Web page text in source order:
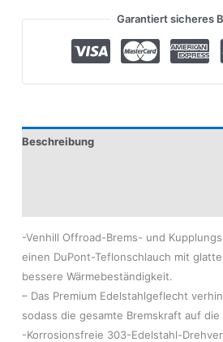
Garantiert sicheres
Beschreibung
-Venhill Offroad-Brems- und
einen DuPont-Teflonschlauch mit
bessere Wärmebeständigkeit.
– Das Premium Edelstahlgeflecht
sodass die gesamte Bremskraft auf
-Korrosionsfreie 303-Edelstahl-